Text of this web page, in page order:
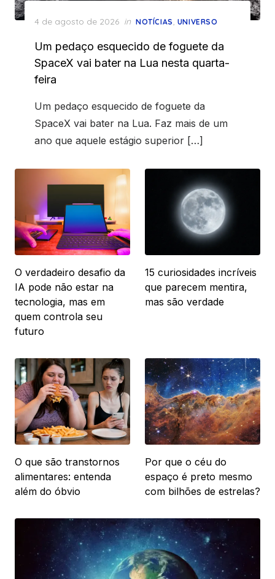
Posted
4 de agosto de 2026 in NOTÍCIAS, UNIVERSO
Um pedaço esquecido de foguete da
SpaceX vai bater na Lua nesta quarta-
feira
Um pedaço esquecido de foguete da
SpaceX vai bater na Lua. Faz mais de um
ano que aquele estágio superior […]
O verdadeiro desafio da
IA pode não estar na
tecnologia, mas em
quem controla seu
futuro
15 curiosidades incríveis
que parecem mentira,
mas são verdade
O que são transtornos
alimentares: entenda
além do óbvio
Por que o céu do
espaço é preto mesmo
com bilhões de estrelas?